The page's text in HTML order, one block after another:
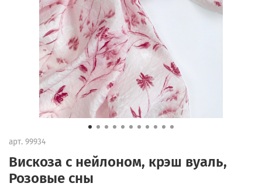
арт. 99934
Вискоза с нейлоном, крэш вуаль,
Розовые сны